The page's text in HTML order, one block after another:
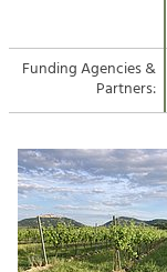
Suche
Impressum
Kontakt
Tourism
Offer
Art &
Crafts, Science
Funding Agencies &
Partners: